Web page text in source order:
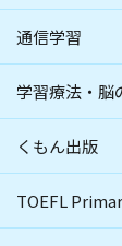
通信学習
学習療法・脳
くもん出版
TOEFL